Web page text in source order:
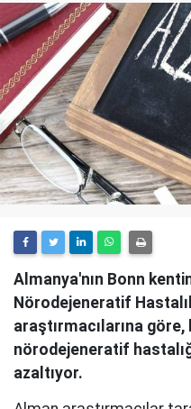
Almanya'nın Bonn
Nörodejeneratif
araştırmacılarına
nörodejeneratif
azaltıyor.